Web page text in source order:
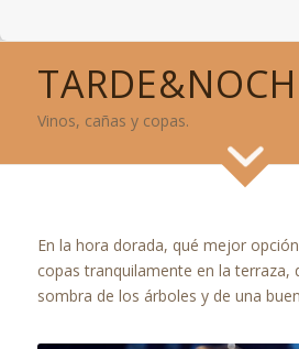
Vinos, cañas y copas.
En la hora dorada, qué mejor
copas tranquilamente en la terraza,
sombra de los árboles y de una